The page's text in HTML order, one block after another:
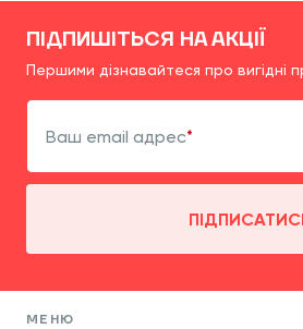
ПІДПИШІТЬСЯ НА АКЦІЇ
Першими дізнавайтеся про вигідні
Ваш email адрес
МЕНЮ